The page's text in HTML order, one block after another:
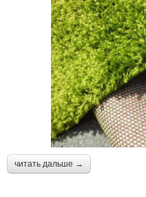
читать дальше →